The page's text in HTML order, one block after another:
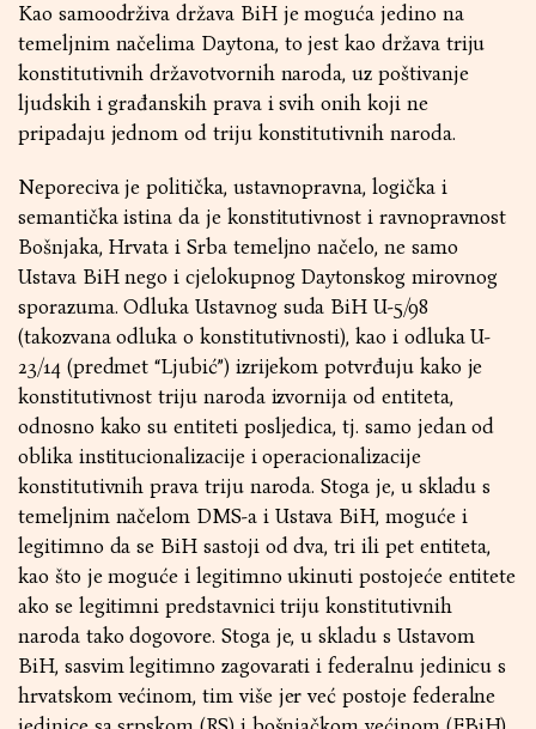
Kao samoodrživa država BiH je moguća jedino na
temeljnim načelima Daytona, to jest kao država triju
konstitutivnih državotvornih naroda, uz poštivanje
ljudskih i građanskih prava i svih onih koji ne
pripadaju jednom od triju konstitutivnih naroda.
Neporeciva je politička, ustavnopravna, logička i
semantička istina da je konstitutivnost i ravnopravnost
Bošnjaka, Hrvata i Srba temeljno načelo, ne samo
Ustava BiH nego i cjelokupnog Daytonskog mirovnog
sporazuma. Odluka Ustavnog suda BiH U-5/98
(takozvana odluka o konstitutivnosti), kao i odluka U-
23/14 (predmet “Ljubić”) izrijekom potvrđuju kako je
konstitutivnost triju naroda izvornija od entiteta,
odnosno kako su entiteti posljedica, tj. samo jedan od
oblika institucionalizacije i operacionalizacije
konstitutivnih prava triju naroda. Stoga je, u skladu s
temeljnim načelom DMS-a i Ustava BiH, moguće i
legitimno da se BiH sastoji od dva, tri ili pet entiteta,
kao što je moguće i legitimno ukinuti postojeće entitete
ako se legitimni predstavnici triju konstitutivnih
naroda tako dogovore. Stoga je, u skladu s Ustavom
BiH, sasvim legitimno zagovarati i federalnu jedinicu s
hrvatskom većinom, tim više jer već postoje federalne